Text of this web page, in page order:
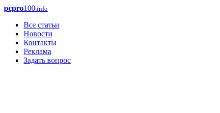
pcpro100.info
Все статьи
Новости
Контакты
Реклама
Задать вопрос